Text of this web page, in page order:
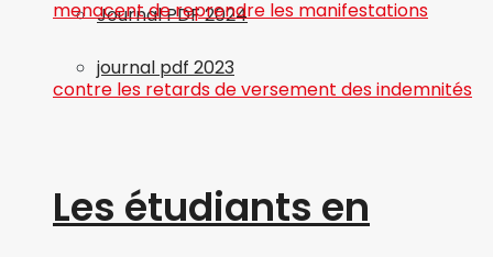
Journal PDF 2024
journal pdf 2023
Les étudiants en